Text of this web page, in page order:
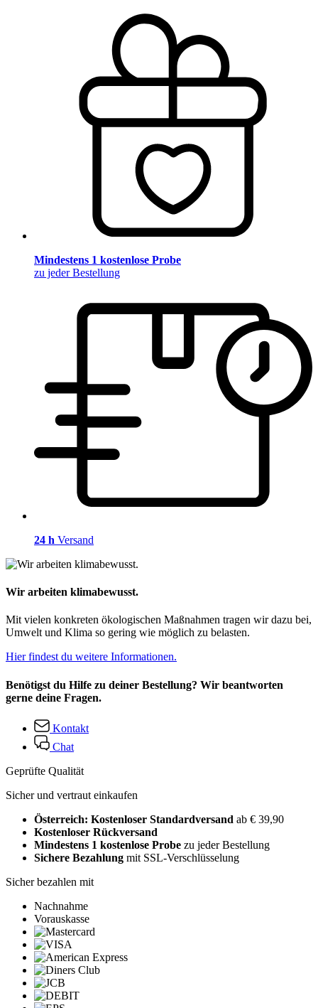
Mindestens 1 kostenlose Probe
zu jeder Bestellung
24 h Versand
Wir arbeiten klimabewusst.
Mit vielen konkreten ökologischen Maßnahmen tragen wir dazu bei,
Umwelt und Klima so gering wie möglich zu belasten.
Hier findest du weitere Informationen.
Benötigst du Hilfe zu deiner Bestellung? Wir beantworten
gerne deine Fragen.
Kontakt
Chat
Geprüfte Qualität
Sicher und vertraut einkaufen
Österreich: Kostenloser Standardversand ab € 39,90
Kostenloser Rückversand
Mindestens 1 kostenlose Probe zu jeder Bestellung
Sichere Bezahlung mit SSL-Verschlüsselung
Sicher bezahlen mit
Nachnahme
Vorauskasse